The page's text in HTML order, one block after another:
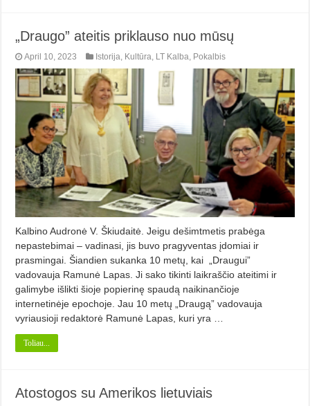
„Draugo” ateitis priklauso nuo mūsų
April 10, 2023 Istorija, Kultūra, LT Kalba, Pokalbis
Kalbino Audronė V. Škiudaitė. Jeigu dešimtmetis prabėga
nepastebimai – vadinasi, jis buvo pragyventas įdomiai ir
prasmingai. Šiandien sukanka 10 metų, kai „Draugui”
vadovauja Ramunė Lapas. Ji sako tikinti laikraščio ateitimi ir
galimybe išlikti šioje popierinę spaudą naikinančioje
internetinėje epochoje. Jau 10 metų „Draugą” vadovauja
vyriausioji redaktorė Ramunė Lapas, kuri yra …
Toliau...
Atostogos su Amerikos lietuviais